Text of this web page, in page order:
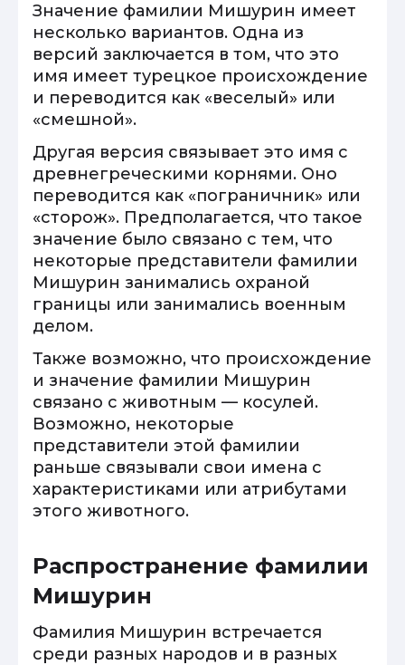
Значение фамилии Мишурин имеет
несколько вариантов. Одна из
версий заключается в том, что это
имя имеет турецкое происхождение
и переводится как «веселый» или
«смешной».
Другая версия связывает это имя с
древнегреческими корнями. Оно
переводится как «пограничник» или
«сторож». Предполагается, что такое
значение было связано с тем, что
некоторые представители фамилии
Мишурин занимались охраной
границы или занимались военным
делом.
Также возможно, что происхождение
и значение фамилии Мишурин
связано с животным — косулей.
Возможно, некоторые
представители этой фамилии
раньше связывали свои имена с
характеристиками или атрибутами
этого животного.
Распространение фамилии
Мишурин
Фамилия Мишурин встречается
среди разных народов и в разных